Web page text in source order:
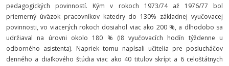
pedagogických povinností. Kým v rokoch 1973/74 až 1976/77 bol
priemerný úväzok pracovníkov katedry do 130% základnej vyučovacej
povinnosti, vo viacerých rokoch dosiahol viac ako 200 %, a dlhodobo sa
udržiaval na úrovni okolo 180 % (I8 vyučovacích hodín týždenne u
odborného asistenta). Napriek tomu napísali učitelia pre poslucháčov
denného a diaľkového štúdia viac ako 40 titulov skrípt a 6 celoštátnych